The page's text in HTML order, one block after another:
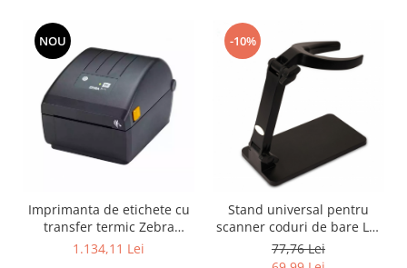
NOU
Imprimanta de etichete cu
transfer termic Zebra
ZD220, USB, 203DP
1.134,11 Lei
-10%
Stand universal pentru
scanner coduri de bare LP-
S01, negru
77,76 Lei